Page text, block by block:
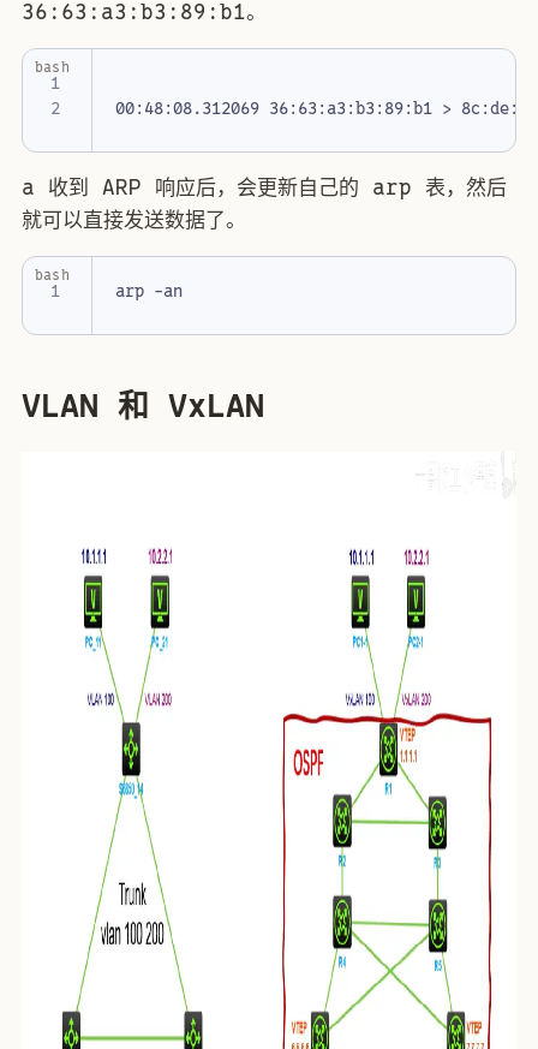
36:63:a3:b3:89:b1。
1
2
00:48:08.312069 36:63:a3:b3:89:b1 >
bash
a 收到 ARP 响应后，会更新自己的 arp 表，然后
就可以直接发送数据了。
1
bash
VLAN 和 VxLAN